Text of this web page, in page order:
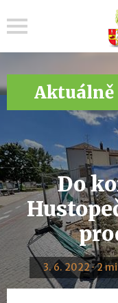
Aktuálně
Do
3. 6. 2022 · 2